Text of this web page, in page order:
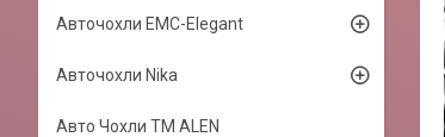
Авточохли EMC-Elegant
Авточохли Nika
Авто Чохли TM ALEN